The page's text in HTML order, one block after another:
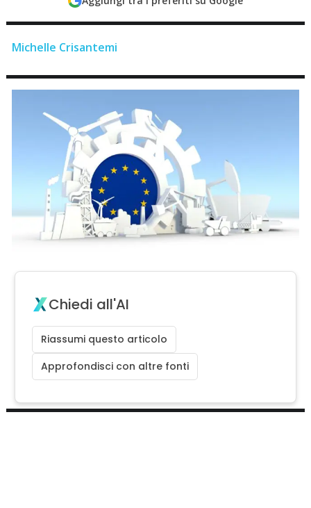
Michelle Crisantemi
Chiedi all'AI
Riassumi questo articolo
Approfondisci con altre fonti